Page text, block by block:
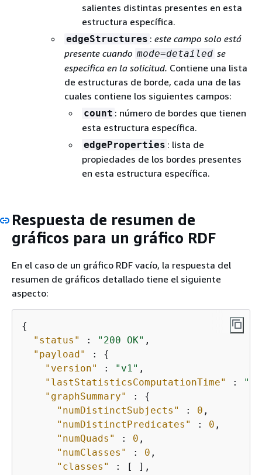
salientes distintas presentes en esta
estructura específica.
edgeStructures : este campo solo está
presente cuando mode=detailed se
especifica en la solicitud. Contiene una lista
de estructuras de borde, cada una de las
cuales contiene los siguientes campos:
count : número de bordes que tienen
esta estructura específica.
edgeProperties : lista de
propiedades de los bordes presentes
en esta estructura específica.
Respuesta de resumen de
gráficos para un gráfico RDF
En el caso de un gráfico RDF vacío, la respuesta del
resumen de gráficos detallado tiene el siguiente
aspecto:
{
"status"
: "200 OK" ,
"payload"
: {
"version"
: "v1" ,
"lastStatisticsComputationTime"
:
"graphSummary"
: {
"numDistinctSubjects"
: 0 ,
"numDistinctPredicates"
: 0 ,
"numQuads"
: 0 ,
"numClasses"
: 0 ,
"classes"
: [ ],